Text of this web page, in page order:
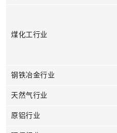
煤化工行业
钢铁冶金行业
天然气行业
原铝行业